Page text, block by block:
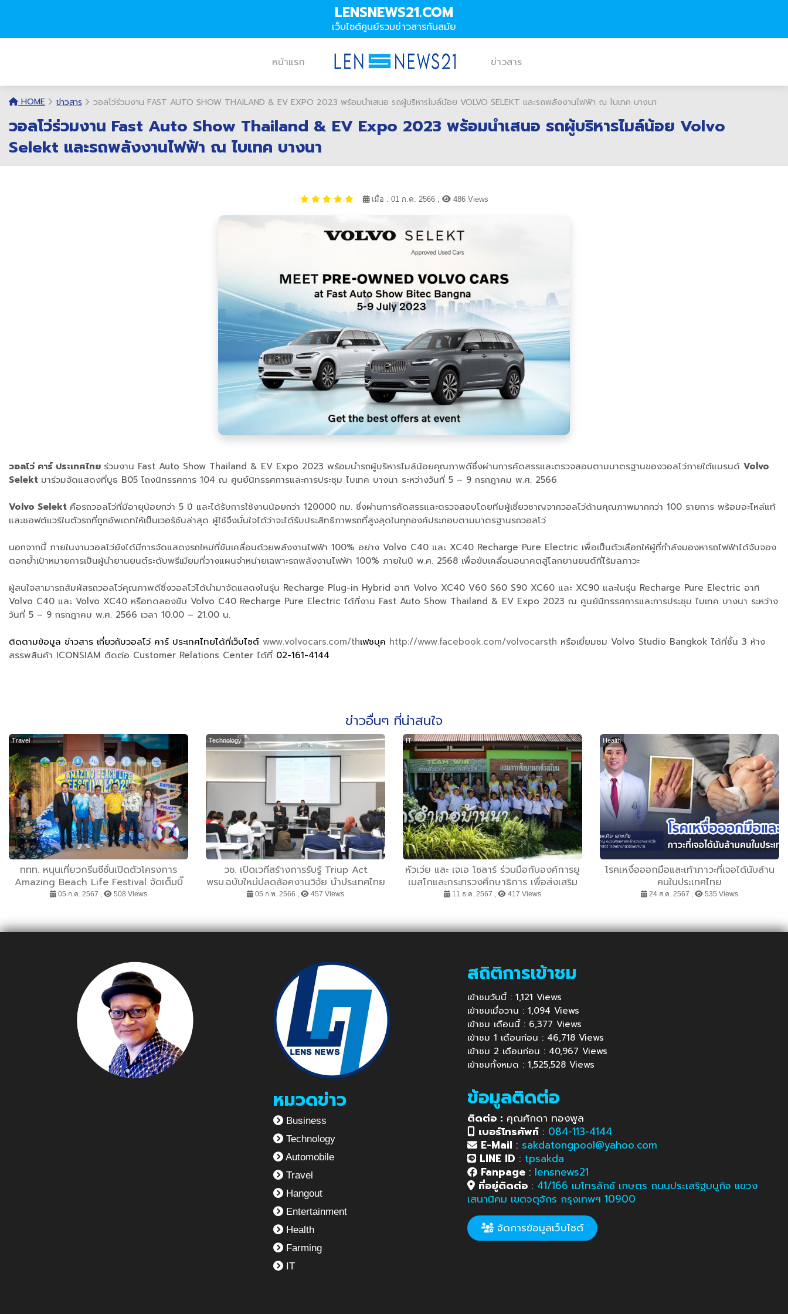
LENSNEWS21.COM
เว็บไซต์ศูนย์รวมข่าวสารทันสมัย
หน้าแรก ข่าวสาร
HOME ข่าวสาร วอลโว่ร่วมงาน FAST AUTO SHOW THAILAND & EV EXPO 2023 พร้อมนำเสนอ รถผู้บริหารไมล์น้อย VOLVO SELEKT และรถพลังงานไฟฟ้า ณ ไบเทค บางนา
วอลโว่ร่วมงาน Fast Auto Show Thailand & EV Expo 2023 พร้อมนำเสนอ รถผู้บริหารไมล์น้อย Volvo
Selekt และรถพลังงานไฟฟ้า ณ ไบเทค บางนา
เมื่อ : 01 ก.ค. 2566 , 486 Views
วอลโว่ คาร์ ประเทศไทย ร่วมงาน Fast Auto Show Thailand & EV Expo 2023 พร้อมนำรถผู้บริหารไมล์น้อยคุณภาพดีซึ่งผ่านการคัดสรรและตรวจสอบตามมาตรฐานของวอลโว่ภายใต้แบรนด์ Volvo
Selekt มาร่วมจัดแสดงที่บูธ B05 โถงนิทรรศการ 104 ณ ศูนย์นิทรรศการและการประชุม ไบเทค บางนา ระหว่างวันที่ 5 – 9 กรกฎาคม พ.ศ. 2566
Volvo Selekt คือรถวอลโว่ที่มีอายุน้อยกว่า 5 ปี และได้รับการใช้งานน้อยกว่า 120000 กม. ซึ่งผ่านการคัดสรรและตรวจสอบโดยทีมผู้เชี่ยวชาญจากวอลโว่ด้านคุณภาพมากกว่า 100 รายการ พร้อมอะไหล่แท้
และซอฟต์แวร์ในตัวรถที่ถูกอัพเดทให้เป็นเวอร์ชันล่าสุด ผู้ใช้จึงมั่นใจได้ว่าจะได้รับประสิทธิภาพรถที่สูงสุดในทุกองค์ประกอบตามมาตรฐานรถวอลโว่
นอกจากนี้ ภายในงานวอลโว่ยังได้มีการจัดแสดงรถใหม่ที่ขับเคลื่อนด้วยพลังงานไฟฟ้า 100% อย่าง Volvo C40 และ XC40 Recharge Pure Electric เพื่อเป็นตัวเลือกให้ผู้ที่กำลังมองหารถไฟฟ้าได้จับจอง
ตอกย้ำเป้าหมายการเป็นผู้นำยานยนต์ระดับพรีเมียมที่วางแผนจำหน่ายเฉพาะรถพลังงานไฟฟ้า 100% ภายในปี พ.ศ. 2568 เพื่อขับเคลื่อนอนาคตสู่โลกยานยนต์ที่ไร้มลภาวะ
ผู้สนใจสามารถสัมผัสรถวอลโว่คุณภาพดีซึ่งวอลโว่ได้นำมาจัดแสดงในรุ่น Recharge Plug-in Hybrid อาทิ Volvo XC40 V60 S60 S90 XC60 และ XC90 และในรุ่น Recharge Pure Electric อาทิ
Volvo C40 และ Volvo XC40 หรือทดลองขับ Volvo C40 Recharge Pure Electric ได้ที่งาน Fast Auto Show Thailand & EV Expo 2023 ณ ศูนย์นิทรรศการและการประชุม ไบเทค บางนา ระหว่าง
วันที่ 5 – 9 กรกฎาคม พ.ศ. 2566 เวลา 10.00 – 21.00 น.
ติดตามข้อมูล ข่าวสาร เกี่ยวกับวอลโว่ คาร์ ประเทศไทยได้ที่เว็บไซต์ www.volvocars.com/thเฟซบุค http://www.facebook.com/volvocarsth หรือเยี่ยมชม Volvo Studio Bangkok ได้ที่ชั้น 3 ห้าง
สรรพสินค้า ICONSIAM ติดต่อ Customer Relations Center ได้ที่ 02-161-4144
ข่าวอื่นๆ ที่น่าสนใจ
Travel
ททท. หนุนเที่ยวกรีนซีซั่นเปิดตัวโครงการ
Amazing Beach Life Festival จัดเต็มบิ๊
กอีเวนต์ 4 พื้นที่ Beach Life พร้อมเสิร์ฟ
05 ก.ค. 2567 , 508 Views
Technology
วช. เปิดเวทีสร้างการรับรู้ Triup Act
พรบ.ฉบับใหม่ปลดล้อคงานวิจัย นำประเทศไทย
สู่การพัฒนา ในงานวันนักประดิษฐ์ ปี 2566
05 ก.พ. 2566 , 457 Views
IT
หัวเว่ย และ เจเอ โซลาร์ ร่วมมือกับองค์การยู
เนสโกและกระทรวงศึกษาธิการ เพื่อส่งเสริม
การศึกษาด้านสิ่งแวดล้อม
11 ธ.ค. 2567 , 417 Views
Health
โรคเหงื่อออกมือและเท้าภาวะที่เจอได้นับล้าน
คนในประเทศไทย
24 ส.ค. 2567 , 535 Views
หมวดข่าว
Business
Technology
Automobile
Travel
Hangout
Entertainment
Health
Farming
IT
สถิติการเข้าชม
เข้าชมวันนี้ : 1,121 Views
เข้าชมเมื่อวาน : 1,094 Views
เข้าชม เดือนนี้ : 6,377 Views
เข้าชม 1 เดือนก่อน : 46,718 Views
เข้าชม 2 เดือนก่อน : 40,967 Views
เข้าชมทั้งหมด : 1,525,528 Views
ข้อมูลติดต่อ
ติดต่อ : คุณศักดา ทองพูล
เบอร์โทรศัพท์ : 084-113-4144
E-Mail : sakdatongpool@yahoo.com
LINE ID : tpsakda
Fanpage : lensnews21
ที่อยู่ติดต่อ : 41/166 เมโทรลักซ์ เกษตร ถนนประเสริฐมนูกิจ แขวง
เสนานิคม เขตจตุจักร กรุงเทพฯ 10900
จัดการข้อมูลเว็บไซต์